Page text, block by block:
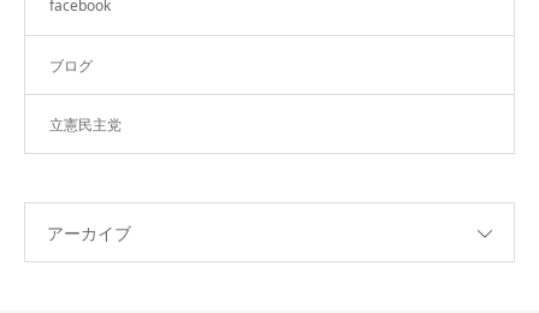
facebook
ブログ
立憲民主党
アーカイブ